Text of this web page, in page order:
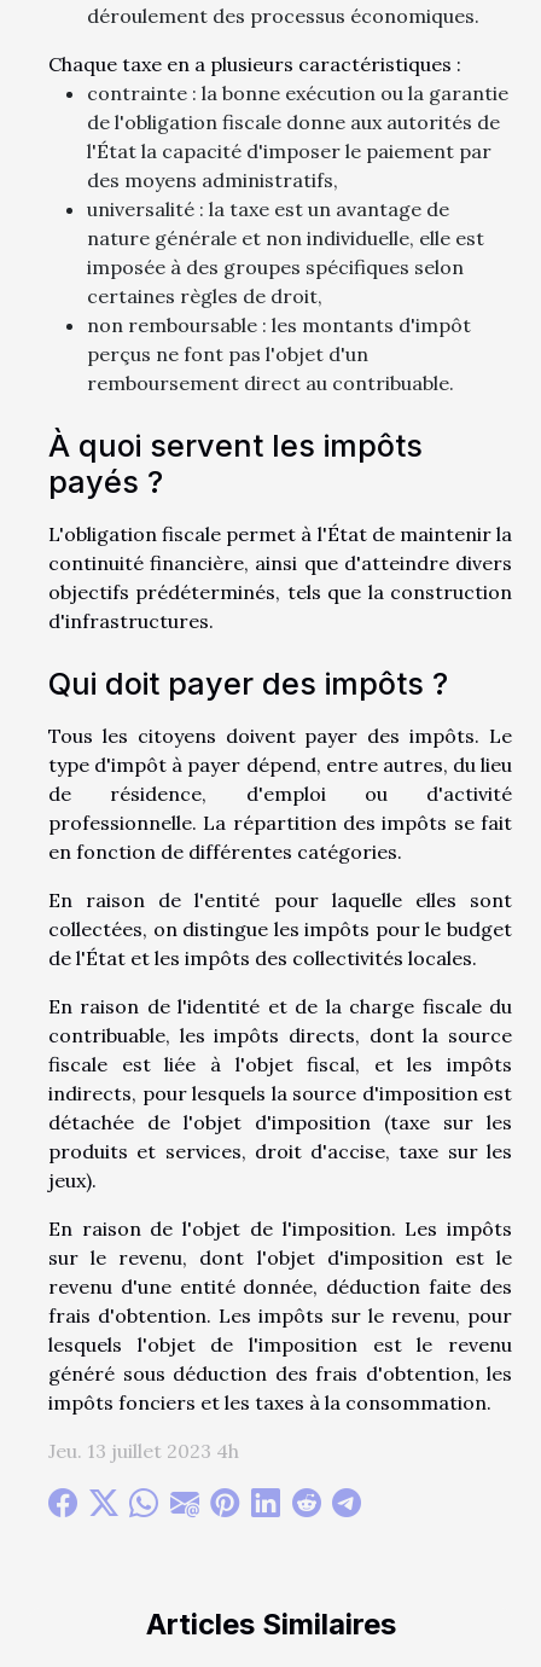
Articles Similaires
déroulement des processus économiques.
Chaque taxe en a plusieurs caractéristiques :
contrainte : la bonne exécution ou la garantie
de l'obligation fiscale donne aux autorités de
l'État la capacité d'imposer le paiement par
des moyens administratifs,
universalité : la taxe est un avantage de
nature générale et non individuelle, elle est
imposée à des groupes spécifiques selon
certaines règles de droit,
non remboursable : les montants d'impôt
perçus ne font pas l'objet d'un
remboursement direct au contribuable.
À quoi servent les impôts
payés ?
L'obligation fiscale permet à l'État de maintenir la
continuité financière, ainsi que d'atteindre divers
objectifs prédéterminés, tels que la construction
d'infrastructures.
Qui doit payer des impôts ?
Tous les citoyens doivent payer des impôts. Le
type d'impôt à payer dépend, entre autres, du lieu
de résidence, d'emploi ou d'activité
professionnelle. La répartition des impôts se fait
en fonction de différentes catégories.
En raison de l'entité pour laquelle elles sont
collectées, on distingue les impôts pour le budget
de l'État et les impôts des collectivités locales.
En raison de l'identité et de la charge fiscale du
contribuable, les impôts directs, dont la source
fiscale est liée à l'objet fiscal, et les impôts
indirects, pour lesquels la source d'imposition est
détachée de l'objet d'imposition (taxe sur les
produits et services, droit d'accise, taxe sur les
jeux).
En raison de l'objet de l'imposition. Les impôts
sur le revenu, dont l'objet d'imposition est le
revenu d'une entité donnée, déduction faite des
frais d'obtention. Les impôts sur le revenu, pour
lesquels l'objet de l'imposition est le revenu
généré sous déduction des frais d'obtention, les
impôts fonciers et les taxes à la consommation.
Jeu. 13 juillet 2023 4h